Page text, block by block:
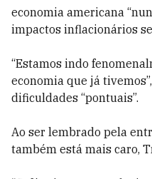
economia americana
impactos inflacionários
“Estamos indo
economia que já
dificuldades “pontuais”.
Ao ser lembrado pela
também está mais caro,